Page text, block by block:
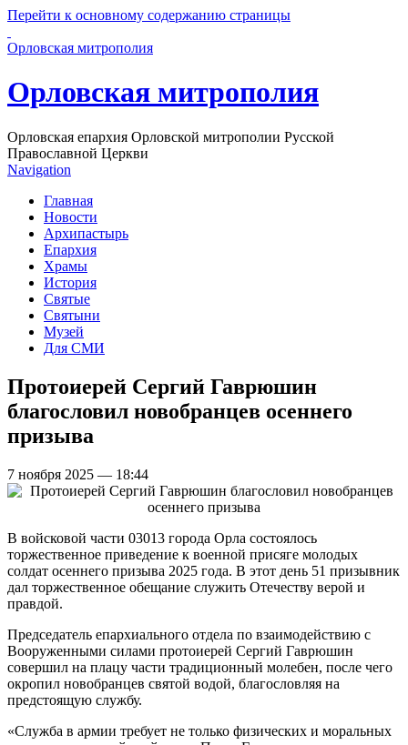
Перейти к основному содержанию страницы
Орловская митрополия
Орловская митрополия
Орловская епархия Орловской митрополии Русской
Православной Церкви
Navigation
Главная
Новости
Архипастырь
Епархия
Храмы
История
Святые
Святыни
Музей
Для СМИ
Протоиерей Сергий Гаврюшин
благословил новобранцев осеннего
призыва
7 ноября 2025 — 18:44
В войсковой части 03013 города Орла состоялось
торжественное приведение к военной присяге молодых
солдат осеннего призыва 2025 года. В этот день 51 призывник
дал торжественное обещание служить Отечеству верой и
правдой.
Председатель епархиального отдела по взаимодействию с
Вооруженными силами протоиерей Сергий Гаврюшин
совершил на плацу части традиционный молебен, после чего
окропил новобранцев святой водой, благословляя на
предстоящую службу.
«Служба в армии требует не только физических и моральных